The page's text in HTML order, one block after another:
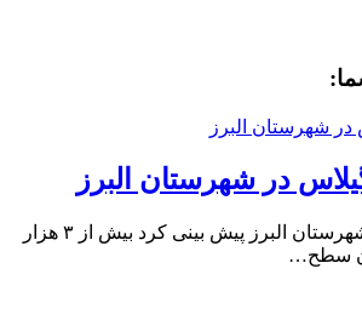
در شهرستان البرز
مدیر جهاد کشاورزی شهرستان البرز پیش بینی کرد بیش از ۳ هزار
سطح…